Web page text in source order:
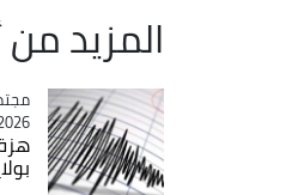
المزيد من
11:54